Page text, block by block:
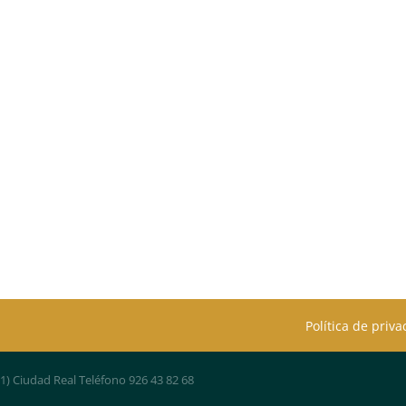
Política de
Ciudad Real Teléfono 926 43 82 68